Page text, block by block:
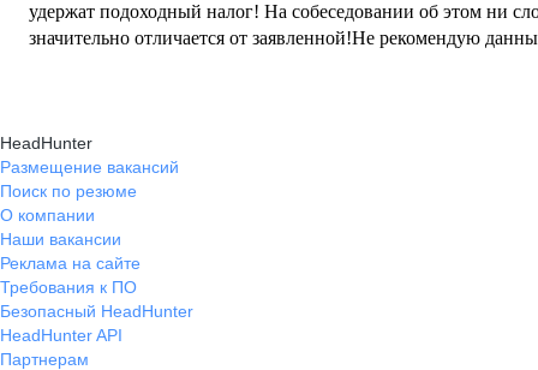
удержат подоходный налог! На собеседовании об этом ни
значительно отличается от заявленной!Не рекомендую
HeadHunter
Размещение вакансий
Поиск по резюме
О компании
Наши вакансии
Реклама на сайте
Требования к ПО
Безопасный HeadHunter
HeadHunter API
Партнерам